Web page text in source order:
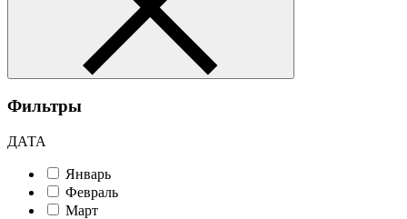
Фильтры
ДАТА
Январь
Февраль
Март